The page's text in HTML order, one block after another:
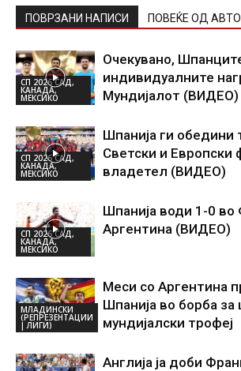
ПОВРЗАНИ НАПИСИ ПОВЕЌЕ ОД
СП 2026 САД,
КАНАДА,
МЕКСИКО
Очекувано,
индивидуалните
Мундијалот (ВИДЕО)
СП 2026 САД,
КАНАДА,
МЕКСИКО
Шпанија ги обедини
Светски и Европски
владетел (ВИДЕО)
СП 2026 САД,
КАНАДА,
МЕКСИКО
Шпанија води 1-0 во
Аргентина (ВИДЕО)
МЛАДИНСКИ
(РЕПРЕЗЕНТАЦИИ
| ЛИГИ)
Меси со Аргентина
Шпанија во борба
мундијалски трофеј
Англија ја доби